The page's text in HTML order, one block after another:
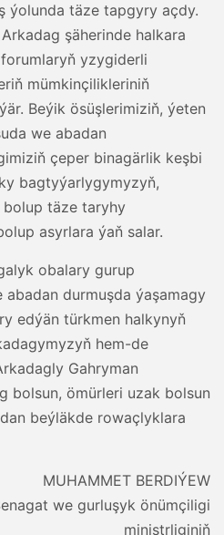
ýolunda täze tapgyry açdy.
şäherinde halkara
yzygiderli
mümkinçilikleriniň
Beýik ösüşlerimiziň, ýeten
we abadan
çeper binagärlik keşbi
bagtyýarlygymyzyň,
täze taryhy
asyrlara ýaň salar.
obalary gurup
durmuşda ýaşamagy
edýän türkmen halkynyň
hem-de
Gahryman
bolsun, ömürleri uzak bolsun
beýläkde rowaçlyklara
MUHAMMET BERDIÝEW
we gurluşyk önümçiligi
ministrliginiň